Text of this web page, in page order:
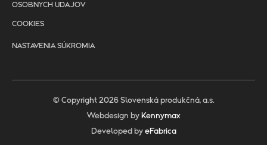
OSOBNYCH UDAJOV
COOKIES
NASTAVENIA SÚKROMIA
© Copyright 2026 Slovenská produkčná, a.s.
Webdesign by Kennymax
Developed by eFabrica